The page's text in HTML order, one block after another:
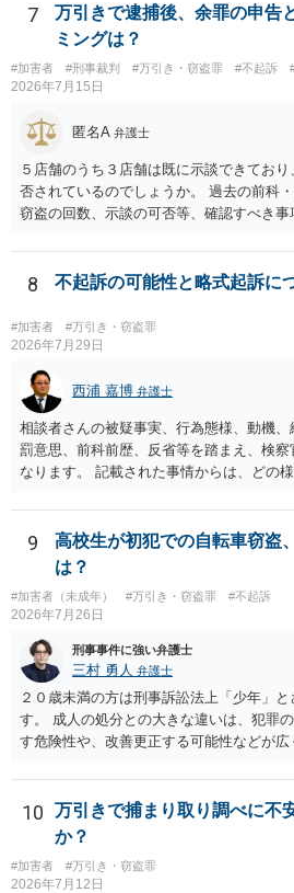
しても問題ありません。
7
万引きで逮捕後、余罪の申告
ミングは？
#加害者 #刑事裁判 #万引き・窃盗罪 #不起訴
2026年7月15日
匿名A 弁護士
５店舗のうち３店舗は既に示談できてお
否されているのでしょうか。 過去の前科
窃盗の回数、示談の可否等、確認すべき
いいと思います。
8 不起訴の可能性と略式起訴に
#加害者 #万引き・窃盗罪
2026年7月29日
西浦 嘉博 弁護士
相談者さんの被疑事実、行為態様、動機
罰意思、前科前歴、反省等を踏まえ、検
なります。 記載された事情からは、どの
いては、相談者さんにとって有意な事情
ょうか。 上記、ご参考ください。
9
高校生が初犯での自転車窃盗
は？
#加害者（未成年） #万引き・窃盗罪 #不起訴
2026年7月26日
刑事事件に強い弁護士
三村 勇人 弁護士
２０歳未満の方は刑事訴訟法上「少年」
す。 成人の処分との大きな違いは、犯罪
す危険性や、改善更正する可能性などが
年とされ、犯罪を犯していなくとも、不
や少年院送致される可能性もあります。
ので、適切なアドバイスがしにくいので
で生活環境が整っていれば、審判不開始
ます。
10
万引きで捕まり取り調べに不
か？
#加害者 #万引き・窃盗罪
2026年7月12日